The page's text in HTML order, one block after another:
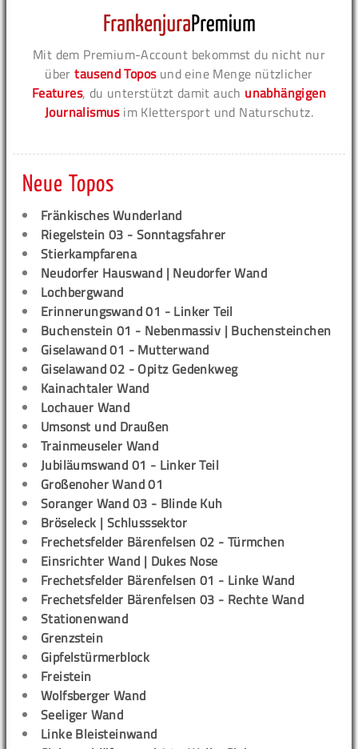
Mit dem Premium-Account bekommst du nicht nur
übertausend Toposund eine Menge nützlicher
Features, du unterstützt damit auch unabhängigen
Journalismusim Klettersport und Naturschutz.
Neue Topos
Fränkisches Wunderland
Riegelstein 03 - Sonntagsfahrer
Stierkampfarena
Neudorfer Hauswand | Neudorfer Wand
Lochbergwand
Erinnerungswand 01 - Linker Teil
Buchenstein 01 - Nebenmassiv | Buchensteinchen
Giselawand 01 - Mutterwand
Giselawand 02 - Opitz Gedenkweg
Kainachtaler Wand
Lochauer Wand
Umsonst und Draußen
Trainmeuseler Wand
Jubiläumswand 01 - Linker Teil
Großenoher Wand 01
Soranger Wand 03 - Blinde Kuh
Bröseleck | Schlusssektor
Frechetsfelder Bärenfelsen 02 - Türmchen
Einsrichter Wand | Dukes Nose
Frechetsfelder Bärenfelsen 01 - Linke Wand
Frechetsfelder Bärenfelsen 03 - Rechte Wand
Stationenwand
Grenzstein
Gipfelstürmerblock
Freistein
Wolfsberger Wand
Seeliger Wand
Linke Bleisteinwand